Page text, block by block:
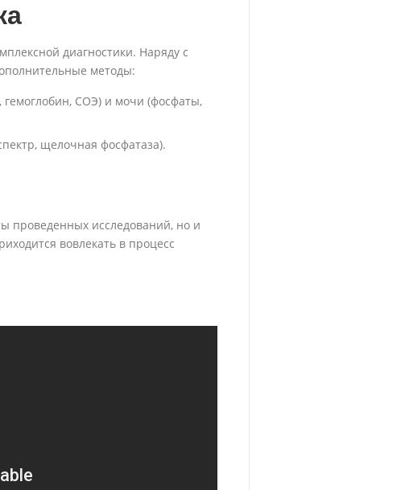
диагностики. Наряду с
методы:
СОЭ) и мочи (фосфаты,
щелочная фосфатаза).
проведенных исследований, но и
вовлекать в процесс